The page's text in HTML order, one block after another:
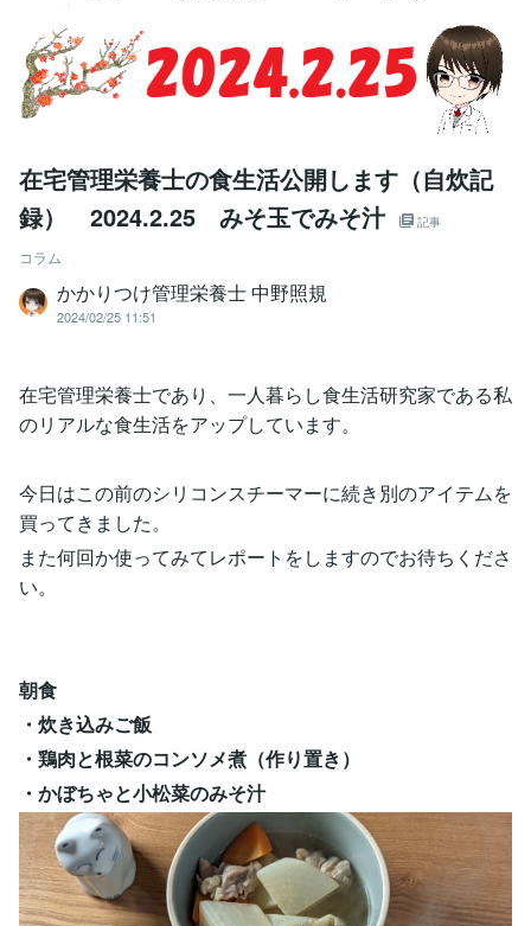
在宅管理栄養士の食生活公開します（自炊記
録） 2024.2.25 みそ玉でみそ汁
記事
コラム
かかりつけ管理栄養士 中野照規
2024/02/25 11:51
在宅管理栄養士であり、一人暮らし食生活研究家である私
のリアルな食生活をアップしています。
今日はこの前のシリコンスチーマーに続き別のアイテムを
買ってきました。
また何回か使ってみてレポートをしますのでお待ちくださ
い。
朝食
・炊き込みご飯
・鶏肉と根菜のコンソメ煮（作り置き）
・かぼちゃと小松菜のみそ汁